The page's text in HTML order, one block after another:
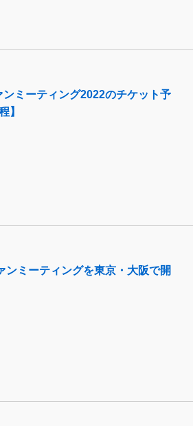
ミーティング2022のチケット予
】
ンミーティングを東京・大阪で開